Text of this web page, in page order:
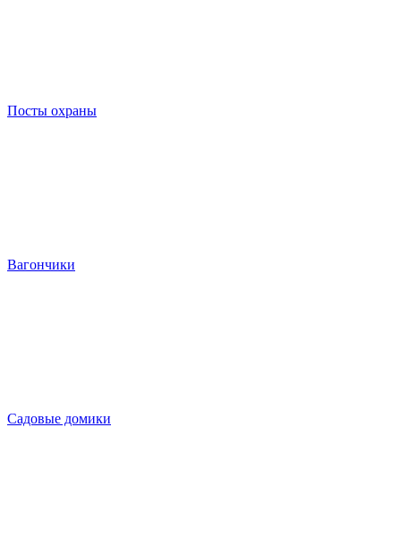
Посты охраны
Вагончики
Садовые домики